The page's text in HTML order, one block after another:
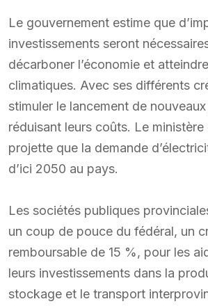
Le gouvernement estime que
investissements seront
décarboner l’économie et
climatiques. Avec ses différents
stimuler le lancement de
réduisant leurs coûts. Le ministère
projette que la demande
d’ici 2050 au pays.
Les sociétés publiques
un coup de pouce du fédéral, un
remboursable de 15 %, pour les
leurs investissements dans la
stockage et le transport